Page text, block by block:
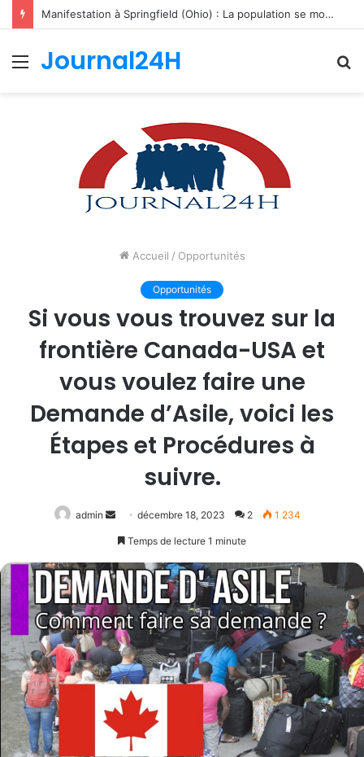
Manifestation à Springfield (Ohio) : La population se mobilise pour les Haïtiens face au TPS et aux bracelets électroniques
Menu
Journal24H
Accueil / Opportunités
Opportunités
Si vous vous trouvez sur la
frontière Canada-USA et
vous voulez faire une
Demande d’Asile, voici les
Étapes et Procédures à
suivre.
admin
Envoyer
un
décembre 18, 2023 2 1 234
Temps de lecture 1 minute